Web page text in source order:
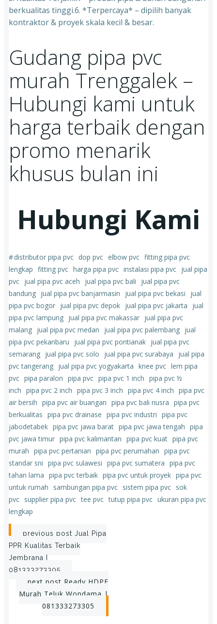
berkualitas tinggi.6. *Terpercaya* – dipilih banyak
kontraktor & proyek skala kecil & besar.
Gudang pipa pvc
murah Trenggalek –
Hubungi kami untuk
harga terbaik dengan
promo menarik
khusus bulan ini
Hubungi Kami
#distributor pipa pvc dop pvc elbow pvc fitting pipa pvc
lengkap fitting pvc harga pipa pvc instalasi pipa pvc jual pipa
pvc jual pipa pvc aceh jual pipa pvc bali
jual pipa pvc
bandung jual pipa pvc banjarmasin jual pipa pvc bekasi
jual
pipa pvc bogor jual pipa pvc depok jual pipa pvc jakarta
jual
pipa pvc lampung jual pipa pvc makassar jual pipa pvc
malang jual pipa pvc medan jual pipa pvc palembang jual
pipa pvc pekanbaru
jual pipa pvc pontianak jual pipa pvc
semarang jual pipa pvc solo jual pipa pvc surabaya
jual pipa
pvc tangerang jual pipa pvc yogyakarta knee pvc lem pipa
pvc pipa paralon pipa pvc pipa pvc 1 inch pipa pvc ½
inch pipa pvc 2 inch pipa pvc 3 inch pipa pvc 4 inch pipa pvc
air bersih pipa pvc air buangan pipa pvc bali nusra pipa pvc
berkualitas pipa pvc drainase pipa pvc industri pipa pvc
jabodetabek pipa pvc jawa barat pipa pvc jawa tengah pipa
pvc jawa timur pipa pvc kalimantan pipa pvc kuat pipa pvc
murah pipa pvc pertanian pipa pvc perumahan pipa pvc
standar sni pipa pvc sulawesi pipa pvc sumatera pipa pvc
tahan lama pipa pvc terbaik pipa pvc untuk proyek pipa pvc
untuk rumah
sambungan pipa pvc sistem pipa pvc sok
pvc supplier pipa pvc tee pvc tutup pipa pvc ukuran pipa pvc
lengkap
Post
navigation
previous post Jual Pipa
PPR Kualitas Terbaik
Jembrana |
081333273305
Post
navigation
next post Ready HDPE
Murah Teluk Wondama |
081333273305